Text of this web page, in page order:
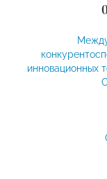
инновационных